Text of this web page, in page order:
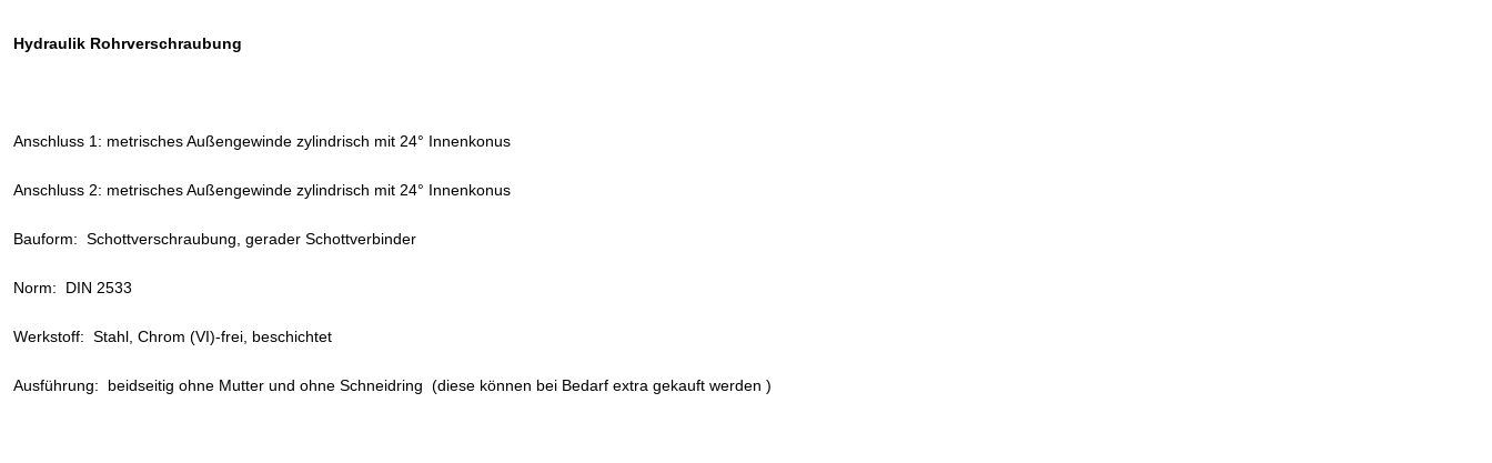
Hydraulik Rohrverschraubung
Anschluss 1: metrisches Außengewinde zylindrisch mit 24° Innenkonus
Anschluss 2: metrisches Außengewinde zylindrisch mit 24° Innenkonus
Bauform: Schottverschraubung, gerader Schottverbinder
Norm: DIN 2533
Werkstoff: Stahl, Chrom (VI)-frei, beschichtet
Ausführung: beidseitig ohne Mutter und ohne Schneidring (diese können bei Bedarf extra gekauft werden )